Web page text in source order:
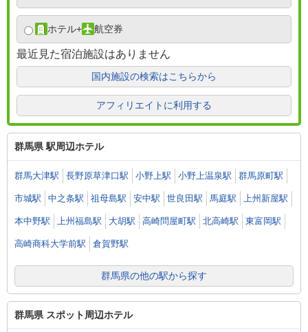
ホテル+ 航空券
最近見た宿泊施設はありません
国内施設の検索はこちらから
アフィリエイトに利用する
群馬県 駅周辺ホテル
群馬大津駅 長野原草津口駅 小野上駅 小野上温泉駅 群馬原町駅
市城駅 中之条駅 祖母島駅 安中駅 世良田駅 馬庭駅 上州新屋駅
本中野駅 上州福島駅 大胡駅 高崎問屋町駅 北高崎駅 東富岡駅
高崎商科大学前駅 倉賀野駅
群馬県の他の駅から探す
群馬県 スポット周辺ホテル